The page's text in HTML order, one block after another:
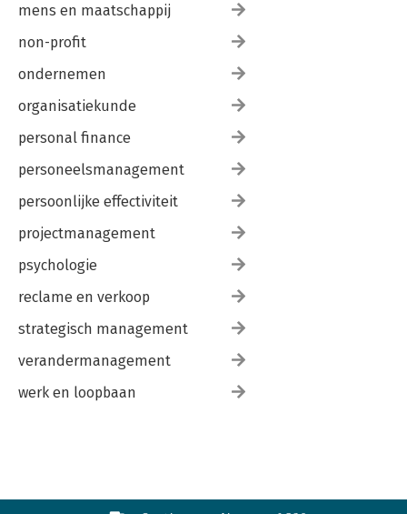
mens en maatschappij
non-profit
ondernemen
organisatiekunde
personal finance
personeelsmanagement
persoonlijke effectiviteit
projectmanagement
psychologie
reclame en verkoop
strategisch management
verandermanagement
werk en loopbaan